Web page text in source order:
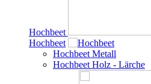
Hochbeet
Hochbeet
Hochbeet Metall
Hochbeet Holz - Lärche